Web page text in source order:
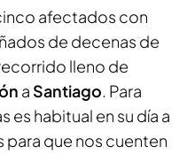
afectados con
de decenas de
lleno de
a Santiago. Para
es habitual en su día a
para que nos cuenten